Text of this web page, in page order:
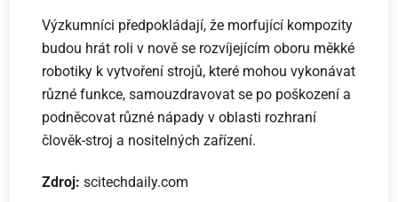
Výzkumníci předpokládají, že morfující kompozity
budou hrát roli v nově se rozvíjejícím oboru měkké
robotiky k vytvoření strojů, které mohou vykonávat
různé funkce, samouzdravovat se po poškození a
podněcovat různé nápady v oblasti rozhraní
člověk-stroj a nositelných zařízení.
Zdroj:scitechdaily.com